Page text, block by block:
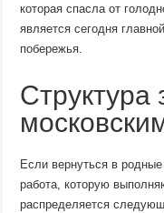
которая спасла от
является сегодня
побережья.
Структура
Если вернуться в
работа, которую
распределяется